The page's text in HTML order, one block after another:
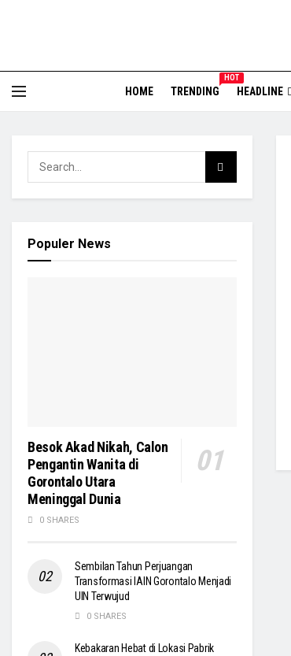
HOME TRENDING
HOT
HEADLINE
Populer News
Besok Akad Nikah, Calon
Pengantin Wanita di
Gorontalo Utara
Meninggal Dunia
0 SHARES
Sembilan Tahun Perjuangan
Transformasi IAIN Gorontalo Menjadi
UIN Terwujud
0 SHARES
Kebakaran Hebat di Lokasi Pabrik